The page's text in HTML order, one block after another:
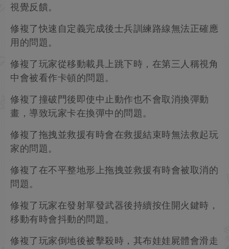
視覺反饋。
修複了快速自定義完成後士兵訓練路線無法正確應
用的問題。
修複了玩家從移動載具上跳下時，在第三人稱視角
中會被看作卡頓的問題。
修複了撞破門後即使中止動作也不會取消換彈動
畫，導致玩家卡在換彈中的問題。
修複了拖拽並救援有時會在救援結束時無法救起玩
家的問題。
修複了在不平整地形上拖拽並救援有時會被取消的
問題。
修複了玩家在發射單發武器後持續按住開火鍵時，
移動有時會抖動的問題。
修複了玩家倒地後被擊殺時，其布娃娃屍體會滑走